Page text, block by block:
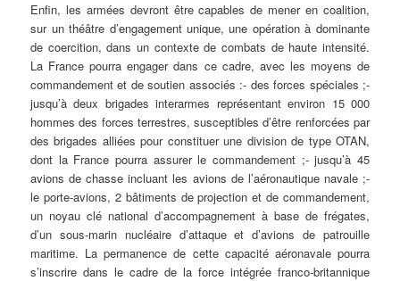
Enfin, les armées devront être capables de mener en coalition,
sur un théâtre d’engagement unique, une opération à dominante
de coercition, dans un contexte de combats de haute intensité.
La France pourra engager dans ce cadre, avec les moyens de
commandement et de soutien associés :- des forces spéciales ;-
jusqu’à deux brigades interarmes représentant environ 15 000
hommes des forces terrestres, susceptibles d’être renforcées par
des brigades alliées pour constituer une division de type OTAN,
dont la France pourra assurer le commandement ;- jusqu’à 45
avions de chasse incluant les avions de l’aéronautique navale ;-
le porte-avions, 2 bâtiments de projection et de commandement,
un noyau clé national d’accompagnement à base de frégates,
d’un sous-marin nucléaire d’attaque et d’avions de patrouille
maritime. La permanence de cette capacité aéronavale pourra
s’inscrire dans le cadre de la force intégrée franco-britannique